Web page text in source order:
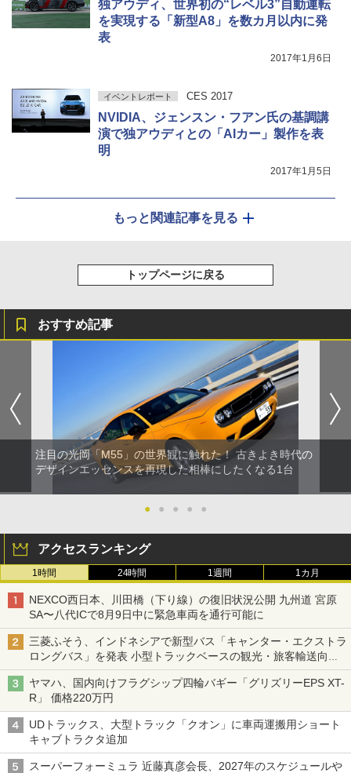
独アウディ、世界初の“レベル3”自動運転
を実現する「新型A8」を数カ月以内に発
表
2017年1月6日
イベントレポート CES 2017
NVIDIA、ジェンスン・フアン氏の基調講
演で独アウディとの「AIカー」製作を表
明
2017年1月5日
もっと関連記事を見る
トップページに戻る
おすすめ記事
注目の光岡「M55」の世界観に触れた！ 古きよき時代の
デザインエッセンスを再現した相棒にしたくなる1台
● ● ● ● ●
アクセスランキング
1時間 24時間 1週間 1カ月
NEXCO西日本、川田橋（下り線）の復旧状況公開 九州道 宮原
SA〜八代ICで8月9日中に緊急車両を通行可能に
三菱ふそう、インドネシアで新型バス「キャンター・エクストラ
ロングバス」を発表 小型トラックベースの観光・旅客輸送向け
バス
ヤマハ、国内向けフラグシップ四輪バギー「グリズリーEPS XT-
R」 価格220万円
UDトラックス、大型トラック「クオン」に車両運搬用ショート
キャブトラクタ追加
スーパーフォーミュラ 近藤真彦会長、2027年のスケジュールや